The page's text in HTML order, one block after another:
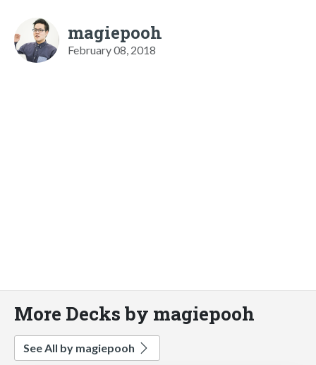
magiepooh
February 08, 2018
More Decks by magiepooh
See All by magiepooh